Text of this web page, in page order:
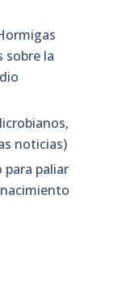
sobre la
noticias)
para paliar